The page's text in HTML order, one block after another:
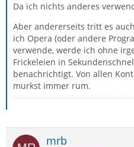
Da ich nichts anderes
Aber andererseits tritt es
ich Opera (oder andere
verwende, werde ich ohne
Frickeleien in
benachrichtigt. Von allen
murkst immer rum.
mrb